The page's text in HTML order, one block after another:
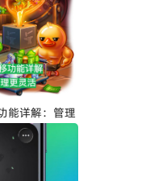
卓版全新设
操作体验提
能详解：管理